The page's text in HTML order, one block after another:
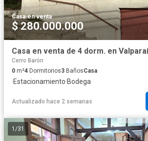
Casa·en venta
$ 280.000.000
Casa en venta de 4 dorm. en
Cerro Barón
0 m²4 Dormitorios3 BañosCasa
·Estacionamiento·Bodega
Actualizado hace 2 semanas
1 /31